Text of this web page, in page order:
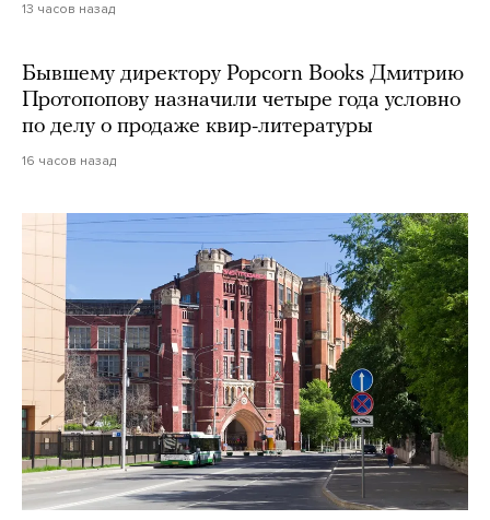
13 часов назад
Бывшему директору Popcorn Books Дмитрию
Протопопову назначили четыре года условно
по делу о продаже квир-литературы
16 часов назад